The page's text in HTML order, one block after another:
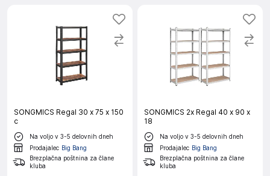
SONGMICS Regal 30 x 75 x 150
c
Na voljo v 3-5 delovnih dneh
Prodajalec Big Bang
Brezplačna poštnina za člane
kluba
SONGMICS 2x Regal 40 x 90 x
18
Na voljo v 3-5 delovnih dneh
Prodajalec Big Bang
Brezplačna poštnina za člane
kluba